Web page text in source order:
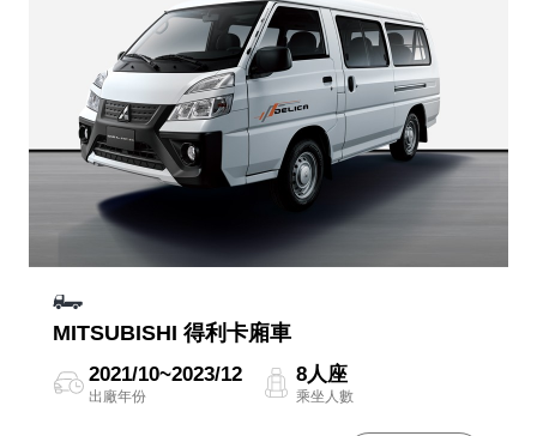
MITSUBISHI 得利卡廂車
2021/10~2023/12
出廠年份
8人座
乘坐人數